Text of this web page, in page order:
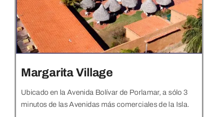
Margarita Village
Ubicado en la Avenida Bolívar de Porlamar, a sólo 3
minutos de las Avenidas más comerciales de la Isla.